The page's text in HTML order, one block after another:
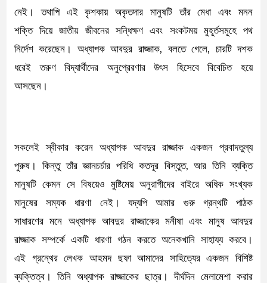
নেই। তথাপি এই কৃশকায় অকৃতদার মানুষটি তাঁর মেধা এবং মনন
শক্তি দিয়ে জাতীয় জীবনের সন্ধিক্ষণ এবং সংকটময় মুহূর্তসমূহে পথ
নির্দেশ করেছেন। অধ্যাপক আবদুর রাজ্জাক, বলতে গেলে, চারটি দশক
ধরেই তরুণ বিদ্যার্থীদের অনুপ্রেরণার উৎস হিসেবে বিবেচিত হয়ে
আসছেন।
সকলেই স্বীকার করেন অধ্যাপক আবদুর রাজ্জাক একজন প্রবাদতুল্য
পুরুষ। কিন্তু তাঁর জ্ঞানচর্চার পরিধি কতদূর বিস্তুত, আর তিনি ব্যক্তি
মানুষটি কেমন সে বিষয়েও মুষ্টিমেয় অনুরাগীদের বাইরে অধিক সংখ্যক
মানুষের সম্যক ধারণা নেই। যদ্যপি আমার গুরু গ্রন্থটি পাঠক
সাধারণের মনে অধ্যাপক আবদুর রাজ্জাকের মনীষা এবং মানুষ আবদুর
রাজ্জাক সম্পর্কে একটি ধারণা গঠন করতে অনেকখানি সাহায্য করবে।
এই গ্রন্থের লেখক আহমদ ছফা আমাদের সাহিত্যের একজন বিশিষ্ট
ব্যক্তিত্ব। তিনি অধ্যাপক রাজ্জাকের ছাত্র। দীর্ঘদিন মেলামেশা করার